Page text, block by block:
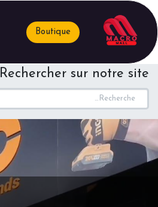
Boutique
Rechercher sur notre site